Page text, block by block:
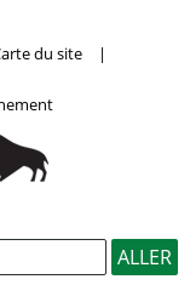
du site |